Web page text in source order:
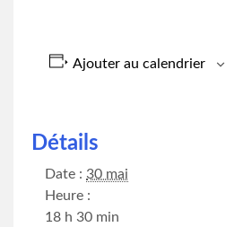
Ajouter au calendrier
Détails
Date : 30 mai
Heure :
18 h 30 min